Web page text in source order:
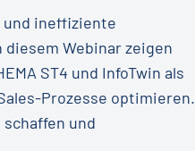
ineffiziente
Webinar zeigen
ST4 und InfoTwin als
Prozesse optimieren.
und